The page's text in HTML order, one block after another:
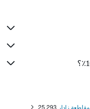
مقاطعة زادار 25,293